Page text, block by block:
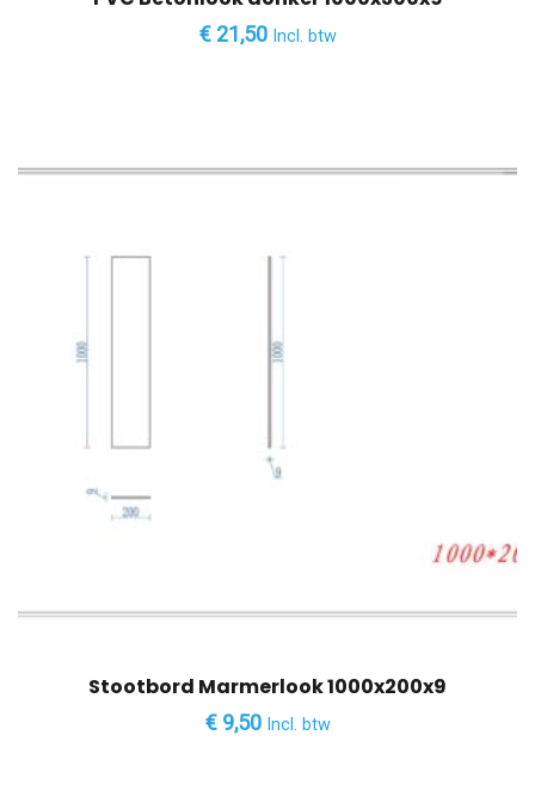
€21,50 Incl. btw
Stootbord Marmerlook 1000x200x9
€9,50 Incl. btw